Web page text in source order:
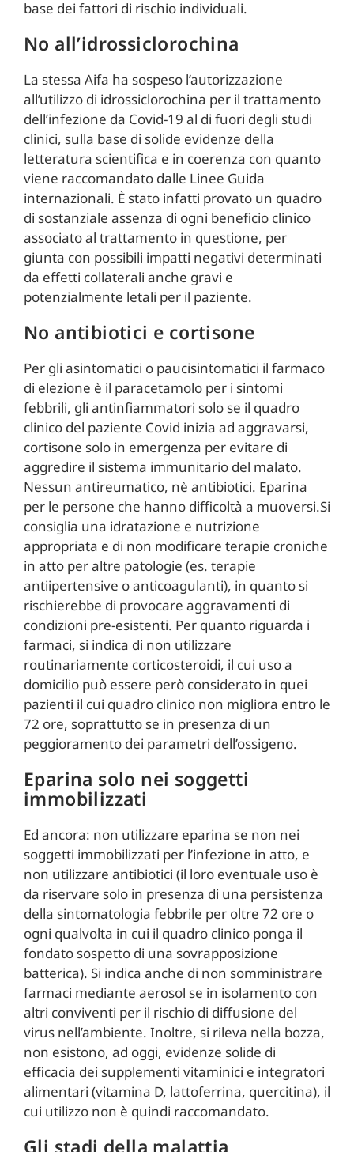
base dei fattori di rischio individuali.
No all’idrossiclorochina
La stessa Aifa ha sospeso l’autorizzazione
all’utilizzo di idrossiclorochina per il trattamento
dell’infezione da Covid-19 al di fuori degli studi
clinici, sulla base di solide evidenze della
letteratura scientifica e in coerenza con quanto
viene raccomandato dalle Linee Guida
internazionali. È stato infatti provato un quadro
di sostanziale assenza di ogni beneficio clinico
associato al trattamento in questione, per
giunta con possibili impatti negativi determinati
da effetti collaterali anche gravi e
potenzialmente letali per il paziente.
No antibiotici e cortisone
Per gli asintomatici o paucisintomatici il farmaco
di elezione è il paracetamolo per i sintomi
febbrili, gli antinfiammatori solo se il quadro
clinico del paziente Covid inizia ad aggravarsi,
cortisone solo in emergenza per evitare di
aggredire il sistema immunitario del malato.
Nessun antireumatico, nè antibiotici. Eparina
per le persone che hanno difficoltà a muoversi.Si
consiglia una idratazione e nutrizione
appropriata e di non modificare terapie croniche
in atto per altre patologie (es. terapie
antiipertensive o anticoagulanti), in quanto si
rischierebbe di provocare aggravamenti di
condizioni pre-esistenti. Per quanto riguarda i
farmaci, si indica di non utilizzare
routinariamente corticosteroidi, il cui uso a
domicilio può essere però considerato in quei
pazienti il cui quadro clinico non migliora entro le
72 ore, soprattutto se in presenza di un
peggioramento dei parametri dell’ossigeno.
Eparina solo nei soggetti
immobilizzati
Ed ancora: non utilizzare eparina se non nei
soggetti immobilizzati per l’infezione in atto, e
non utilizzare antibiotici (il loro eventuale uso è
da riservare solo in presenza di una persistenza
della sintomatologia febbrile per oltre 72 ore o
ogni qualvolta in cui il quadro clinico ponga il
fondato sospetto di una sovrapposizione
batterica). Si indica anche di non somministrare
farmaci mediante aerosol se in isolamento con
altri conviventi per il rischio di diffusione del
virus nell’ambiente. Inoltre, si rileva nella bozza,
non esistono, ad oggi, evidenze solide di
efficacia dei supplementi vitaminici e integratori
alimentari (vitamina D, lattoferrina, quercitina), il
cui utilizzo non è quindi raccomandato.
Gli stadi della malattia